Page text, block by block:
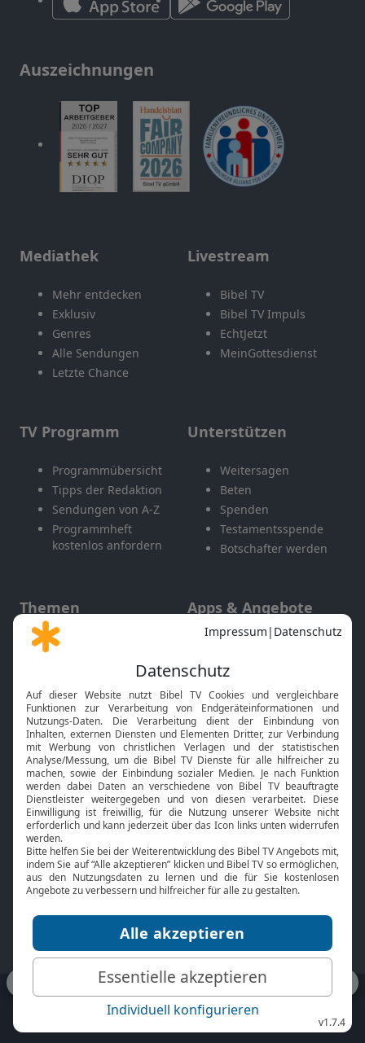
Auszeichnungen
Mediathek
Mehr entdecken
Exklusiv
Genres
Alle Sendungen
Letzte Chance
Livestream
Bibel TV
Bibel TV Impuls
EchtJetzt
MeinGottesdienst
TV Programm
Programmübersicht
Tipps der Redaktion
Sendungen von A-Z
Programmheft
kostenlos anfordern
Unterstützen
Weitersagen
Beten
Spenden
Testamentsspende
Botschafter werden
Themen
Gott und Bibel erklärt
Neuigkeiten
Apps & Angebote
Mobile App
Smart TV
HbbTV
Bibelthek Online-Bibel
Nächster Gottesdienst
Bibel TV
Über uns
Jobs
Mediadaten
Service
Kontakt
TV-Empfang
bibeltv.de: Impressum
Datenschutz
Nutzungsbedingungen
Fakten Bibel TV App